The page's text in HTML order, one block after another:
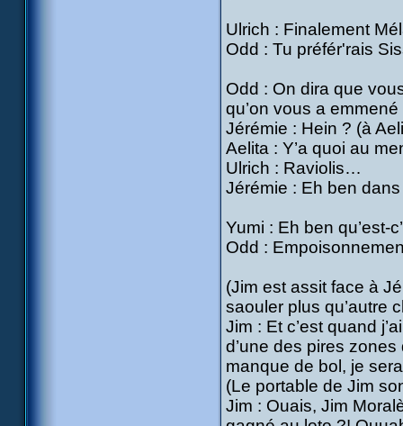
Ulrich : Finalement
Odd : Tu préfér'rais
Odd : On dira que
qu’on vous a emmené
Jérémie : Hein ? (à
Aelita : Y’a quoi au
Ulrich : Raviolis…
Jérémie : Eh ben
Yumi : Eh ben qu’est-
Odd :
(Jim est assit face à
saouler plus qu’autre
Jim : Et c’est quand
d’une des pires
manque de bol, je
(Le portable de Jim
Jim : Ouais, Jim